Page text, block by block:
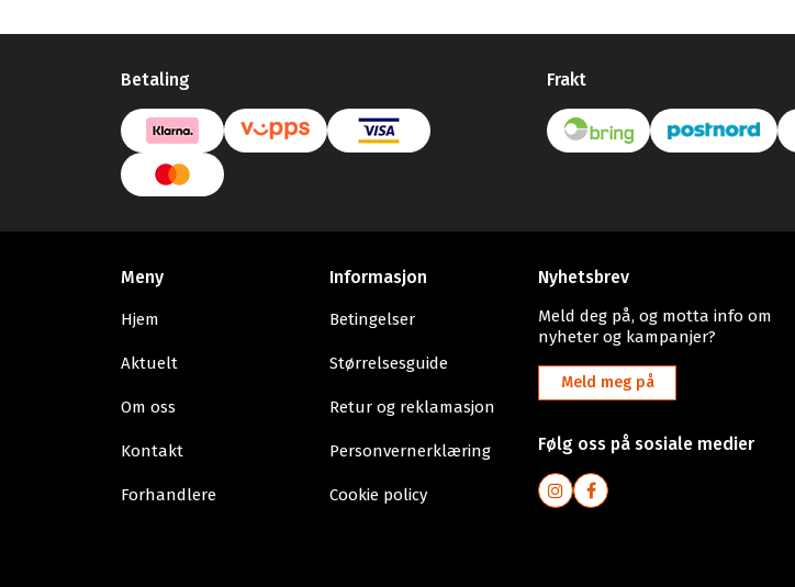
Betaling Frakt
Meny
Hjem
Aktuelt
Om oss
Kontakt
Forhandlere
Informasjon
Betingelser
Størrelsesguide
Retur og reklamasjon
Personvernerklæring
Cookie policy
Nyhetsbrev
Meld deg på, og motta info om
nyheter og kampanjer?
Meld meg på
Følg oss på sosiale medier